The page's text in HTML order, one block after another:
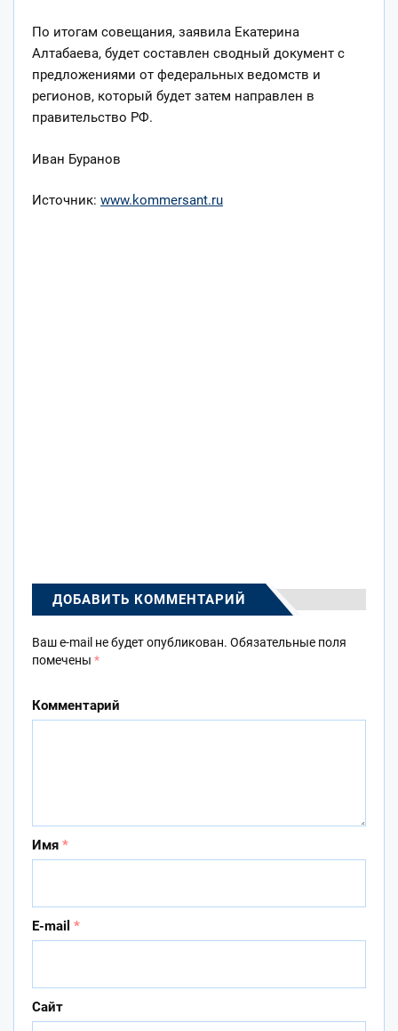
По итогам совещания, заявила Екатерина
Алтабаева, будет составлен сводный документ с
предложениями от федеральных ведомств и
регионов, который будет затем направлен в
правительство РФ.
Иван Буранов
Источник: www.kommersant.ru
ДОБАВИТЬ КОММЕНТАРИЙ
Ваш e-mail не будет опубликован. Обязательные поля
помечены *
Комментарий
Имя *
E-mail *
Сайт